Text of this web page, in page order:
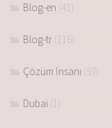
Blog-en (41)
Blog-tr (116)
Çözüm İnsanı (57)
Dubai (1)